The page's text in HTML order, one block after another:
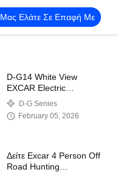
Μας Ελάτε Σε Επαφή Με
D-G14 White View
EXCAR Electric
Sightseeing Car 72V
210Ah μπαταρία λιθίου
D-G ​​Senies
February 05, 2026
Δείτε Excar 4 Person Off
Road Hunting